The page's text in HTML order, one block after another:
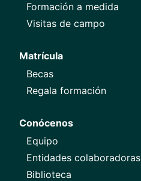
Formación a medida
Visitas de campo
Matrícula
Becas
Regala formación
Conócenos
Equipo
Entidades colaboradoras
Biblioteca